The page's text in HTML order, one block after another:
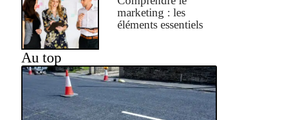
marketing : les
éléments essentiels
Au top